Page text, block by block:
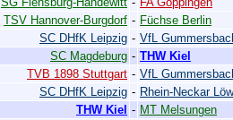
TSV Hannover-Burgdorf - Füchse Berlin
SC DHfK Leipzig - VfL
SC Magdeburg - THW Kiel
TVB 1898 Stuttgart - VfL
SC DHfK Leipzig - Rhein-Neckar
THW Kiel - MT Melsungen